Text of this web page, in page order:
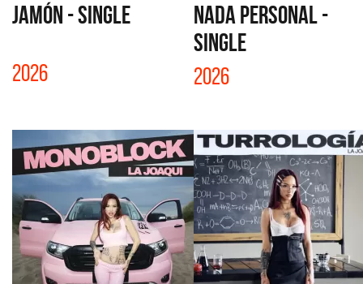
JAMÓN - SINGLE
2026
NADA PERSONAL -
SINGLE
2026